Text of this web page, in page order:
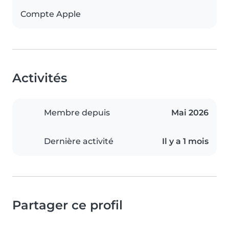
Compte Apple
Activités
Membre depuis Mai 2026
Dernière activité Il y a 1 mois
Partager ce profil